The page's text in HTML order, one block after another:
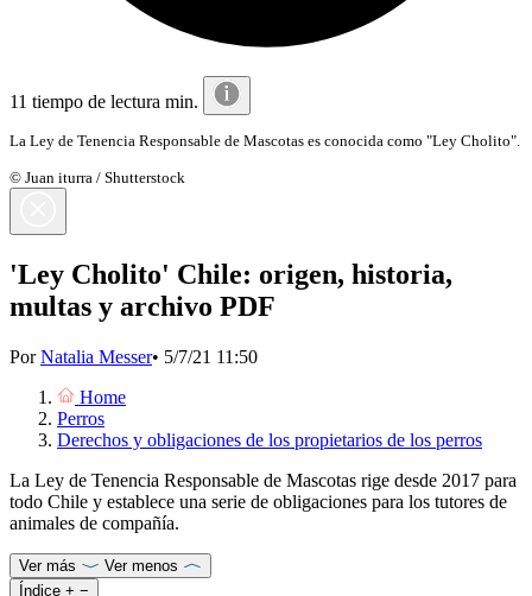
11 tiempo de lectura min.
La Ley de Tenencia Responsable de Mascotas es conocida como "Ley Cholito".
© Juan iturra / Shutterstock
'Ley Cholito' Chile: origen, historia,
multas y archivo PDF
PorNatalia Messer• 5/7/21 11:50
Home
Perros
Derechos y obligaciones de los propietarios de los perros
La Ley de Tenencia Responsable de Mascotas rige desde 2017 para
todo Chile y establece una serie de obligaciones para los tutores de
animales de compañía.
Ver más
Ver menos
Índice + −